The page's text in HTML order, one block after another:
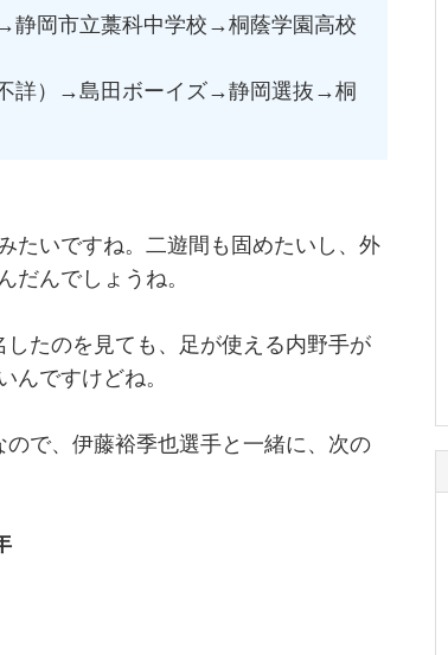
静岡市立藁科中学校→桐蔭学園高校
詳）→島田ボーイズ→静岡選抜→桐
たいですね。二遊間も固めたいし、外
だんでしょうね。
たのを見ても、足が使える内野手が
んですけどね。
で、伊藤裕季也選手と一緒に、次の